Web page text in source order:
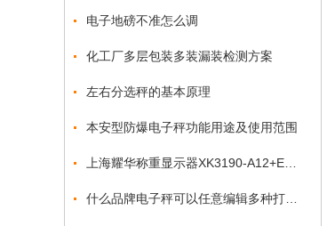
电子地磅不准怎么调
化工厂多层包装多装漏装检测方案
左右分选秤的基本原理
本安型防爆电子秤功能用途及使用范围